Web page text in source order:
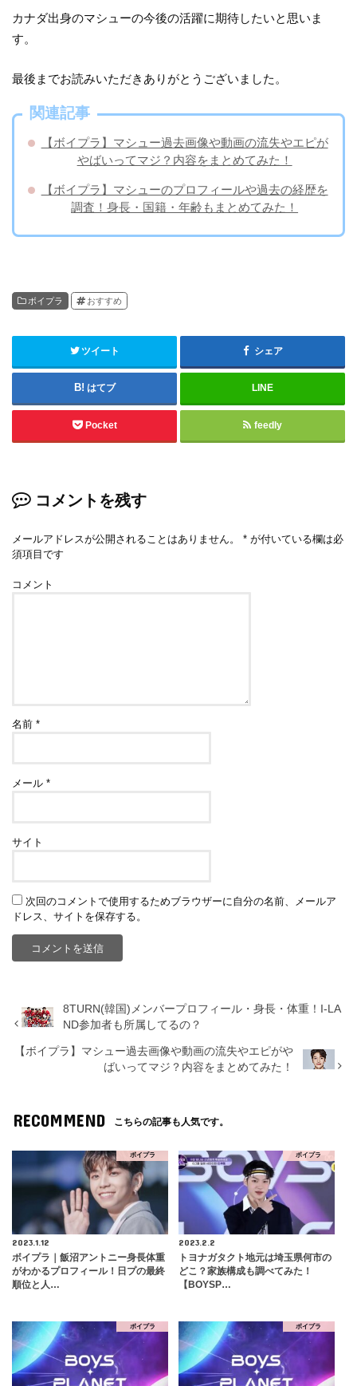
カナダ出身のマシューの今後の活躍に期待したいと思いま
す。
最後までお読みいただきありがとうございました。
関連記事
【ボイプラ】マシュー過去画像や動画の流失やエピが
やばいってマジ？内容をまとめてみた！
【ボイプラ】マシューのプロフィールや過去の経歴を
調査！身長・国籍・年齢もまとめてみた！
ボイプラ おすすめ
ツイート シェア
はてブ LINE
Pocket feedly
コメントを残す
メールアドレスが公開されることはありません。 * が付いている欄は必
須項目です
コメント
名前*
メール*
サイト
次回のコメントで使用するためブラウザーに自分の名前、メールア
ドレス、サイトを保存する。
8TURN(韓国)メンバープロフィール・身長・体重！I-LA
ND参加者も所属してるの？
【ボイプラ】マシュー過去画像や動画の流失やエピがや
ばいってマジ？内容をまとめてみた！
RECOMMEND こちらの記事も人気です。
ボイプラ
2023.1.12
ボイプラ｜飯沼アントニー身長体重
がわかるプロフィール！日プの最終
順位と人…
ボイプラ
2023.2.2
トヨナガタクト地元は埼玉県何市の
どこ？家族構成も調べてみた！
【BOYSP…
ボイプラ ボイプラ